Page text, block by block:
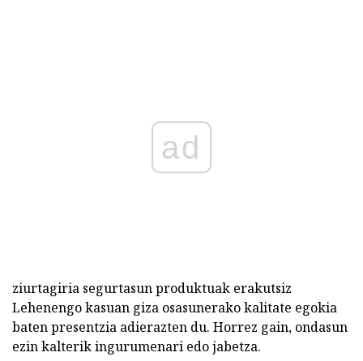
ad
ziurtagiria segurtasun produktuak erakutsiz
Lehenengo kasuan giza osasunerako kalitate egokia
baten presentzia adierazten du. Horrez gain, ondasun
ezin kalterik ingurumenari edo jabetza.